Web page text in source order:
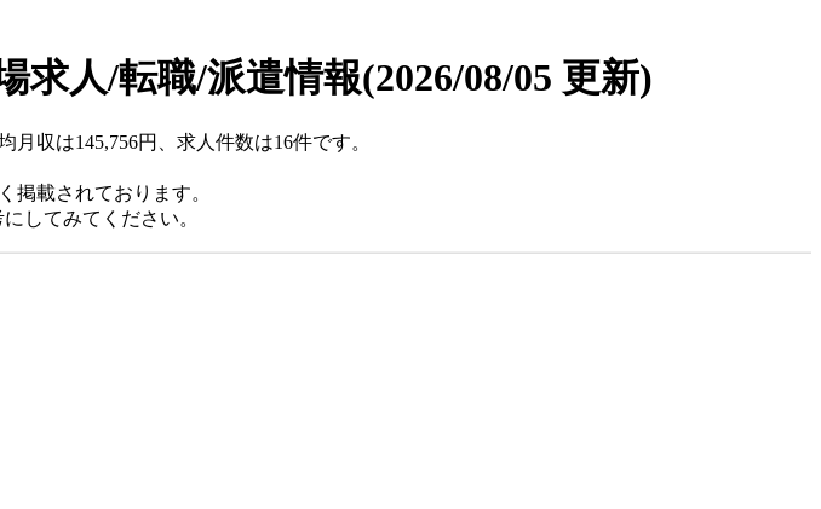
求人/転職/派遣情報(2026/08/05 更新)
収は145,756円、求人件数は16件です。
掲載されております。
してみてください。